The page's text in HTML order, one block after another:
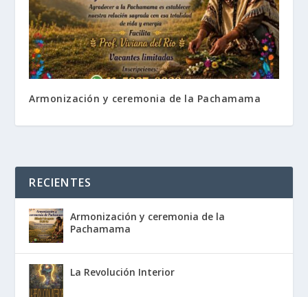
Armonización y ceremonia de la Pachamama
RECIENTES
Armonización y ceremonia de la
Pachamama
La Revolución Interior